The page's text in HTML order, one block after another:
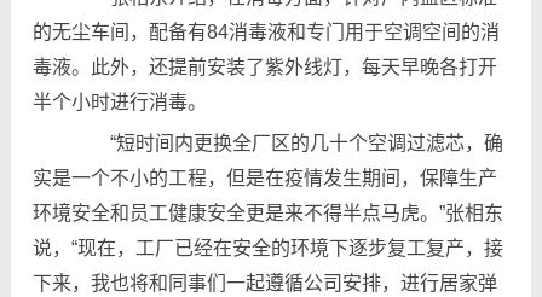
的无尘车间，配备有84消毒液和专门用于空调空间的消
毒液。此外，还提前安装了紫外线灯，每天早晚各打开
半个小时进行消毒。
“短时间内更换全厂区的几十个空调过滤芯，确
实是一个不小的工程，但是在疫情发生期间，保障生产
环境安全和员工健康安全更是来不得半点马虎。”张相东
说，“现在，工厂已经在安全的环境下逐步复工复产，接
下来，我也将和同事们一起遵循公司安排，进行居家弹